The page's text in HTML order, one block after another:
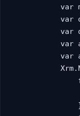
var
var
var
var
var